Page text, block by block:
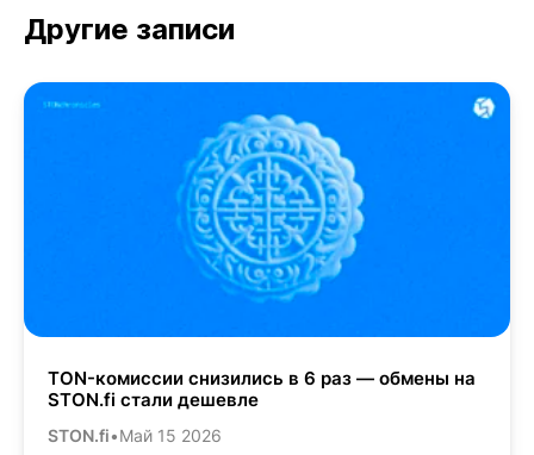
Другие записи
TON-комиссии снизились в 6 раз — обмены на
STON.fi стали дешевле
STON.fi•Май 15 2026